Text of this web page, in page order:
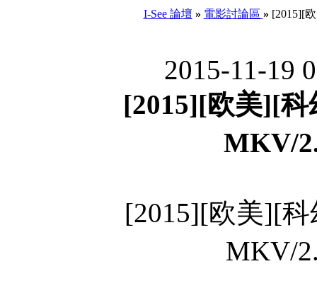
I-See 論壇 » 電影討論區 » [2015][
2015-11-19
[2015][欧美][
MKV/
[2015][欧美][
MKV/